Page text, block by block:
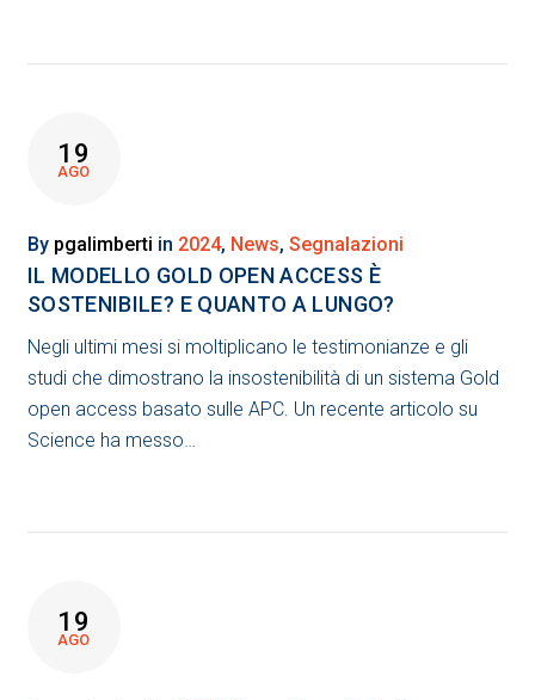
19
AGO
By pgalimberti in 2024, News, Segnalazioni
IL MODELLO GOLD OPEN ACCESS È
SOSTENIBILE? E QUANTO A LUNGO?
Negli ultimi mesi si moltiplicano le testimonianze e gli
studi che dimostrano la insostenibilità di un sistema Gold
open access basato sulle APC. Un recente articolo su
Science ha messo…
19
AGO